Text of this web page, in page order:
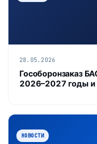
28.05.2026
Гособоронзаказ
2026–2027 годы и
НОВОСТИ